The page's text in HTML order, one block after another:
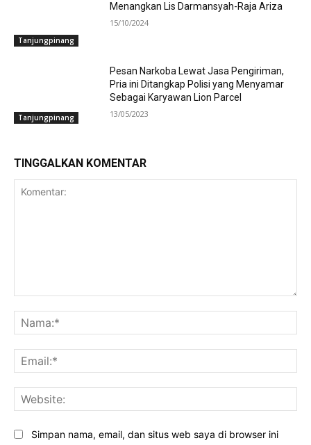
Tanjungpinang
Menangkan Lis Darmansyah-Raja Ariza
15/10/2024
Tanjungpinang
Pesan Narkoba Lewat Jasa Pengiriman,
Pria ini Ditangkap Polisi yang Menyamar
Sebagai Karyawan Lion Parcel
13/05/2023
TINGGALKAN KOMENTAR
Simpan nama, email, dan situs web saya di browser ini